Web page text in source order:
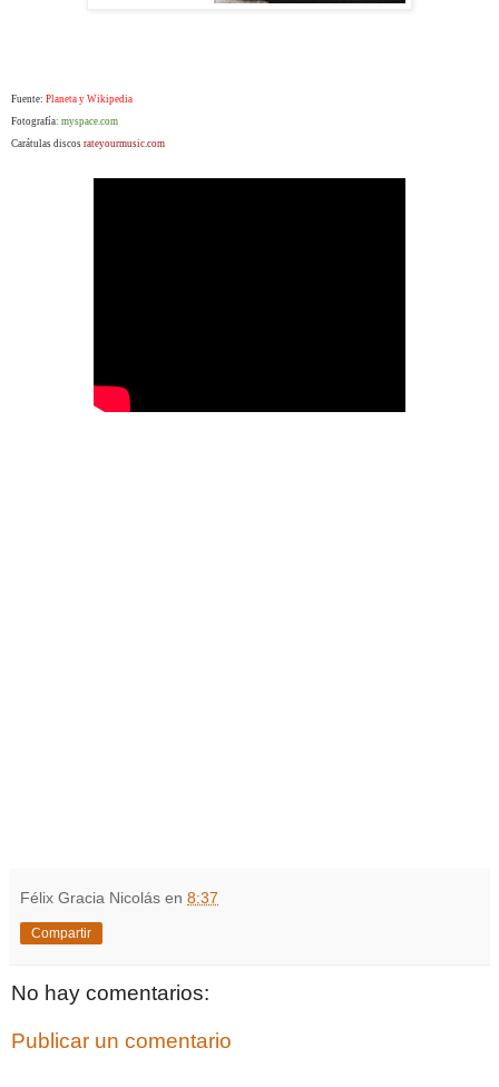
Fuente: Planeta y Wikipedia
Fotografía: myspace.com
Carátulas discos rateyourmusic.com
Félix Gracia Nicolás en 8:37
Compartir
No hay comentarios:
Publicar un comentario